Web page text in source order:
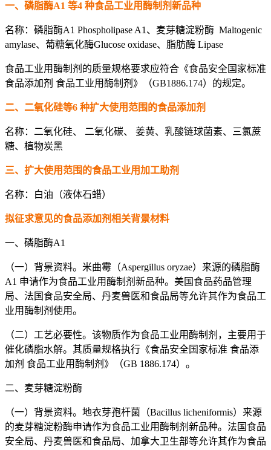
一、磷脂酶A1 等4 种食品工业用酶制剂新品种
名称：磷脂酶A1 Phospholipase A1、麦芽糖淀粉酶 Maltogenic
amylase、葡糖氧化酶Glucose oxidase、脂肪酶 Lipase
食品工业用酶制剂的质量规格要求应符合《食品安全国家标准
食品添加剂 食品工业用酶制剂》（GB1886.174）的规定。
二、二氧化硅等6 种扩大使用范围的食品添加剂
名称：二氧化硅、 二氧化碳、 姜黄、乳酸链球菌素、三氯蔗
糖、植物炭黑
三、扩大使用范围的食品工业用加工助剂
名称：白油（液体石蜡）
拟征求意见的食品添加剂相关背景材料
一、磷脂酶A1
（一）背景资料。米曲霉（Aspergillus oryzae）来源的磷脂酶
A1 申请作为食品工业用酶制剂新品种。美国食品药品管理
局、法国食品安全局、丹麦兽医和食品局等允许其作为食品工
业用酶制剂使用。
（二）工艺必要性。该物质作为食品工业用酶制剂，主要用于
催化磷脂水解。其质量规格执行《食品安全国家标准 食品添
加剂 食品工业用酶制剂》（GB 1886.174）。
二、麦芽糖淀粉酶
（一）背景资料。地衣芽孢杆菌（Bacillus licheniformis）来源
的麦芽糖淀粉酶申请作为食品工业用酶制剂新品种。法国食品
安全局、丹麦兽医和食品局、加拿大卫生部等允许其作为食品